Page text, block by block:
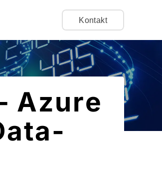
Kontakt
Azure